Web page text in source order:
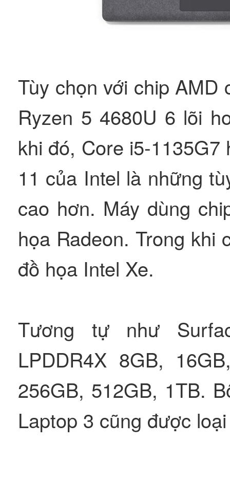
Tùy chọn với chip AMD
Ryzen 5 4680U 6 lõi
khi đó, Core i5-
11 của Intel là những
cao hơn. Máy dùng
họa Radeon. Trong khi
đồ họa Intel Xe.
Tương tự như
LPDDR4X 8GB,
256GB, 512GB, 1TB.
Laptop 3 cũng được